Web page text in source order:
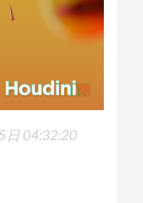
日 04:32:20